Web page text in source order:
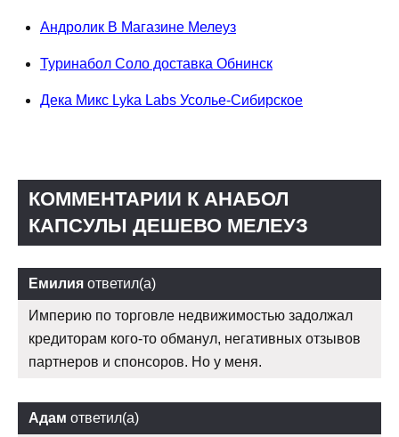
Андролик В Магазине Мелеуз
Туринабол Соло доставка Обнинск
Дека Микс Lyka Labs Усолье-Сибирское
КОММЕНТАРИИ К АНАБОЛ
КАПСУЛЫ ДЕШЕВО МЕЛЕУЗ
Емилия ответил(а)
Империю по торговле недвижимостью задолжал
кредиторам кого-то обманул, негативных отзывов
партнеров и спонсоров. Но у меня.
Адам ответил(а)